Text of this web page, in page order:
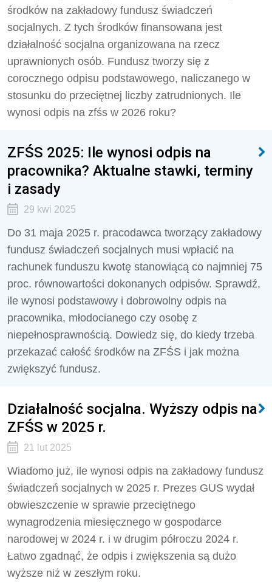
środków na zakładowy fundusz świadczeń
socjalnych. Z tych środków finansowana jest
działalność socjalna organizowana na rzecz
uprawnionych osób. Fundusz tworzy się z
corocznego odpisu podstawowego, naliczanego w
stosunku do przeciętnej liczby zatrudnionych. Ile
wynosi odpis na zfśs w 2026 roku?
ZFŚS 2025: Ile wynosi odpis na
pracownika? Aktualne stawki, terminy
i zasady
29 kwi 2025
Do 31 maja 2025 r. pracodawca tworzący zakładowy
fundusz świadczeń socjalnych musi wpłacić na
rachunek funduszu kwotę stanowiącą co najmniej 75
proc. równowartości dokonanych odpisów. Sprawdź,
ile wynosi podstawowy i dobrowolny odpis na
pracownika, młodocianego czy osobę z
niepełnosprawnością. Dowiedz się, do kiedy trzeba
przekazać całość środków na ZFŚS i jak można
zwiększyć fundusz.
Działalność socjalna. Wyższy odpis na
ZFŚS w 2025 r.
21 lut 2025
Wiadomo już, ile wynosi odpis na zakładowy fundusz
świadczeń socjalnych w 2025 r. Prezes GUS wydał
obwieszczenie w sprawie przeciętnego
wynagrodzenia miesięcznego w gospodarce
narodowej w 2024 r. i w drugim półroczu 2024 r.
Łatwo zgadnąć, że odpis i zwiększenia są dużo
wyższe niż w zeszłym roku.